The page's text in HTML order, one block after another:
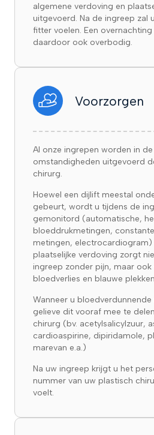
algemene verdoving en
uitgevoerd. Na de ingreep zal
fitter voelen. Een overnachting
daardoor ook overbodig.
Voorzorgen
Al onze ingrepen worden in
omstandigheden uitgevoerd
chirurg.
Hoewel een dijlift meestal
gebeurt, wordt u tijdens de
gemonitord (automatische,
bloeddrukmetingen,
metingen,
plaatselijke verdoving zorgt
ingreep zonder pijn, maar ook
bloedverlies en blauwe
Wanneer u
gelieve dit vooraf mee te
chirurg (bv. acetylsalicylzuur,
cardioaspirine, dipiridamole,
marevan e.a.)
Na uw ingreep krijgt u het
nummer van uw plastisch
voelt.